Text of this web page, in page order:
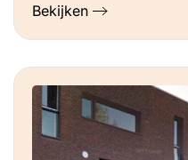
Bekijken